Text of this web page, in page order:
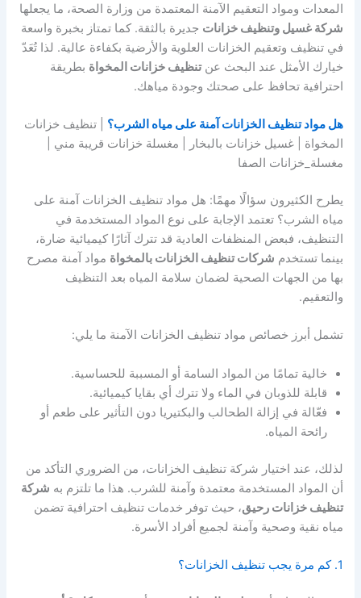
المعدات ومواد التعقيم الآمنة المعتمدة من وزارة الصحة، ما يجعلها
شركة غسيل وتنظيف خزانات جديرة بالثقة. كما تمتاز بخبرة واسعة
في تنظيف وتعقيم الخزانات العلوية والأرضية بكفاءة عالية. لذا تُعَدّ
خيارك الأمثل عند البحث عنتنظيف خزانات المخواة بطريقة
احترافية تحافظ على صحتك وجودة مياهك.
هل مواد تنظيف الخزانات آمنة على مياه الشرب؟ | تنظيف خزانات
المخواة | غسيل خزانات بالبخار | مغسلة خزانات قريبة مني |
مغسلة_خزانات الصفا
يطرح الكثيرون سؤالًا مهمًا: هل مواد تنظيف الخزانات آمنة على
مياه الشرب؟ تعتمد الإجابة على نوع المواد المستخدمة في
التنظيف، فبعض المنظفات العادية قد تترك آثارًا كيميائية ضارة،
بينما تستخدم شركات تنظيف الخزانات بالمخواة مواد آمنة مصرح
بها من الجهات الصحية لضمان سلامة المياه بعد التنظيف
والتعقيم.
تشمل أبرز خصائص مواد تنظيف الخزانات الآمنة ما يلي:
خالية تمامًا من المواد السامة أو المسببة للحساسية.
قابلة للذوبان في الماء ولا تترك أي بقايا كيميائية.
فعّالة في إزالة الطحالب والبكتيريا دون التأثير على طعم أو
رائحة المياه.
لذلك، عند اختيار شركة تنظيف الخزانات، من الضروري التأكد من
أن المواد المستخدمة معتمدة وآمنة للشرب. هذا ما تلتزم به شركة
تنظيف خزانات رحيق، حيث توفر خدمات تنظيف احترافية تضمن
مياه نقية وصحية وآمنة لجميع أفراد الأسرة.
1. كم مرة يجب تنظيف الخزانات؟